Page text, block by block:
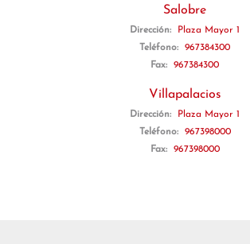
Salobre
Dirección:
Plaza Mayor 1
Teléfono:
967384300
Fax:
967384300
Villapalacios
Dirección:
Plaza Mayor 1
Teléfono:
967398000
Fax:
967398000